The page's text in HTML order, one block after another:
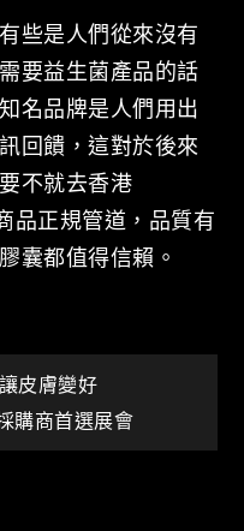
些是人們從來沒有
要益生菌產品的話
名品牌是人們用出
回饋，這對於後來
不就去香港
品正規管道，品質有
囊都值得信賴。
皮膚變好
購商首選展會